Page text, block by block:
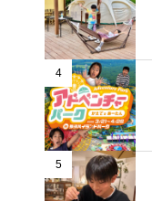
4
5